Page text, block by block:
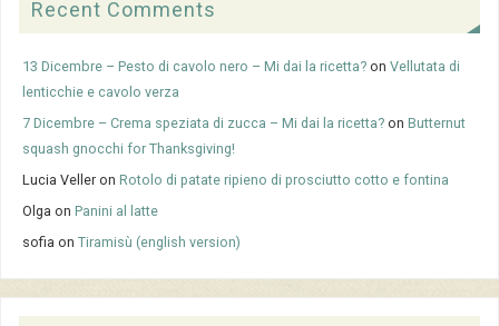
Recent Comments
13 Dicembre – Pesto di cavolo nero – Mi dai la ricetta? onVellutata di
lenticchie e cavolo verza
7 Dicembre – Crema speziata di zucca – Mi dai la ricetta? onButternut
squash gnocchi for Thanksgiving!
Lucia Veller onRotolo di patate ripieno di prosciutto cotto e fontina
Olga onPanini al latte
sofia onTiramisù (english version)